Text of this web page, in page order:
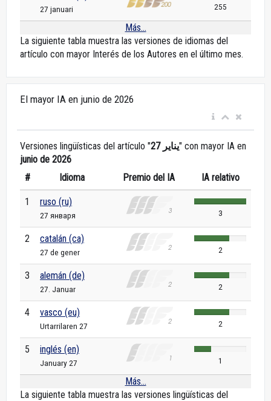
27 januari 255
Más...
La siguiente tabla muestra las versiones de idiomas del
artículo con mayor Interés de los Autores en el último mes.
El mayor IA en junio de 2026
Versiones lingüísticas del artículo " 27 يناير" con mayor IA en
junio de 2026
#
Idioma Premio del IA IA relativo
1 ruso (ru)
27 января 3
2 catalán (ca)
27 de gener 2
3 alemán (de)
27. Januar 2
4 vasco (eu)
Urtarrilaren 27 2
5 inglés (en)
January 27 1
Más...
La siguiente tabla muestra las versiones lingüísticas del